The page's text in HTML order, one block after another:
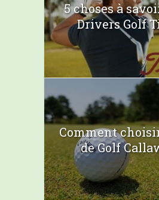
5 choses à
Drivers Golf
Comment
de Golf